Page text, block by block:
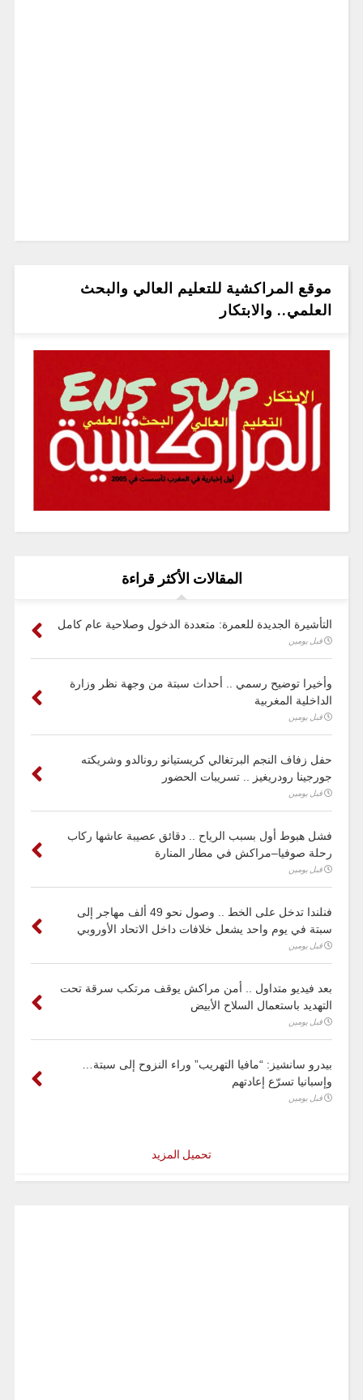
موقع المراكشية للتعليم العالي والبحث
العلمي.. والابتكار
المقالات الأكثر قراءة
التأشيرة الجديدة للعمرة: متعددة الدخول وصلاحية عام كامل
قبل يومين
وأخيرا توضيح رسمي .. أحداث سبتة من وجهة نظر وزارة
الداخلية المغربية
قبل يومين
حفل زفاف النجم البرتغالي كريستيانو رونالدو وشريكته
جورجينا رودريغيز .. تسريبات الحضور
قبل يومين
فشل هبوط أول بسبب الرياح .. دقائق عصيبة عاشها ركاب
رحلة صوفيا–مراكش في مطار المنارة
قبل يومين
فنلندا تدخل على الخط .. وصول نحو 49 ألف مهاجر إلى
سبتة في يوم واحد يشعل خلافات داخل الاتحاد الأوروبي
قبل يومين
بعد فيديو متداول .. أمن مراكش يوقف مرتكب سرقة تحت
التهديد باستعمال السلاح الأبيض
قبل يومين
بيدرو سانشيز: “مافيا التهريب” وراء النزوح إلى سبتة…
وإسبانيا تسرّع إعادتهم
قبل يومين
تحميل المزيد